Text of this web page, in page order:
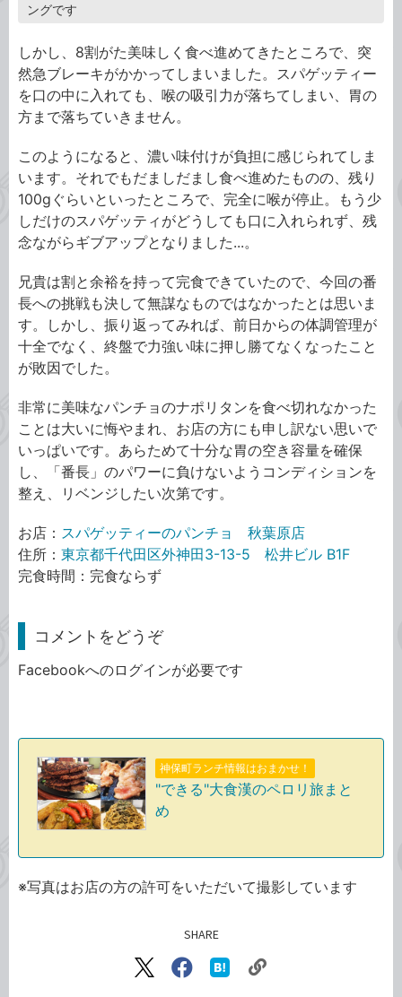
ングです
しかし、8割がた美味しく食べ進めてきたところで、突
然急ブレーキがかかってしまいました。スパゲッティー
を口の中に入れても、喉の吸引力が落ちてしまい、胃の
方まで落ちていきません。
このようになると、濃い味付けが負担に感じられてしま
います。それでもだましだまし食べ進めたものの、残り
100gぐらいといったところで、完全に喉が停止。もう少
しだけのスパゲッティがどうしても口に入れられず、残
念ながらギブアップとなりました...。
兄貴は割と余裕を持って完食できていたので、今回の番
長への挑戦も決して無謀なものではなかったとは思いま
す。しかし、振り返ってみれば、前日からの体調管理が
十全でなく、終盤で力強い味に押し勝てなくなったこと
が敗因でした。
非常に美味なパンチョのナポリタンを食べ切れなかった
ことは大いに悔やまれ、お店の方にも申し訳ない思いで
いっぱいです。あらためて十分な胃の空き容量を確保
し、「番長」のパワーに負けないようコンディションを
整え、リベンジしたい次第です。
お店： スパゲッティーのパンチョ 秋葉原店
住所： 東京都千代田区外神田3-13-5 松井ビル B1F
完食時間：完食ならず
コメントをどうぞ
Facebookへのログインが必要です
神保町ランチ情報はおまかせ！
"できる"大食漢のペロリ旅まと
め
※写真はお店の方の許可をいただいて撮影しています
SHARE
X（旧
Facebook